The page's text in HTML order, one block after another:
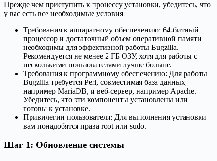
Прежде чем приступить к процессу установки, убедитесь, что
у вас есть все необходимые условия:
Требования к аппаратному обеспечению: 64-битный
процессор и достаточный объем оперативной памяти
необходимы для эффективной работы Bugzilla.
Рекомендуется не менее 2 ГБ ОЗУ, хотя для работы с
несколькими пользователями лучше больше.
Требования к программному обеспечению: Для работы
Bugzilla требуется Perl, совместимая база данных,
например MariaDB, и веб-сервер, например Apache.
Убедитесь, что эти компоненты установлены или
готовы к установке.
Привилегии пользователя: Для выполнения установки
вам понадобятся права root или sudo.
Шаг 1: Обновление системы